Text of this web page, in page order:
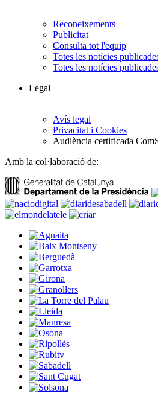
Reconeixements
Publicitat
Consulta tot l'equip
Totes les notícies
Totes les notícies
Legal
Avís legal
Privacitat i Cookies
Audiència certificada
Amb la col·laboració de: